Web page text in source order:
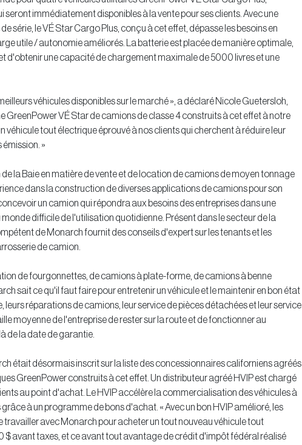
immédiatement disponibles à la vente pour ses clients. Avec une
série, le VÉ Star Cargo Plus, conçu à cet effet, dépasse les besoins en
utile / autonomie améliorés. La batterie est placée de manière optimale,
d'obtenir une capacité de chargement maximale de 5000 livres et une
véhicules disponibles sur le marché », a déclaré Nicole Guetersloh,
GreenPower VÉ Star de camions de classe 4 construits à cet effet à notre
véhicule tout électrique éprouvé à nos clients qui cherchent à réduire leur
»
la Baie en matière de vente et de location de camions de moyen tonnage
dans la construction de diverses applications de camions pour son
un camion qui répondra aux besoins des entreprises dans une
difficile de l'utilisation quotidienne. Présent dans le secteur de la
de Monarch fournit des conseils d'expert sur les tenants et les
de camion.
de fourgonnettes, de camions à plate-forme, de camions à benne
sait ce qu'il faut faire pour entretenir un véhicule et le maintenir en bon état
leurs réparations de camions, leur service de pièces détachées et leur service
moyenne de l'entreprise de rester sur la route et de fonctionner au
de la date de garantie.
était désormais inscrit sur la liste des concessionnaires californiens agréés
GreenPower construits à cet effet. Un distributeur agréé HVIP est chargé
au point d'achat. Le HVIP accélère la commercialisation des véhicules à
à un programme de bons d'achat. « Avec un bon HVIP amélioré, les
travailler avec Monarch pour acheter un tout nouveau véhicule tout
$ avant taxes, et ce avant tout avantage de crédit d'impôt fédéral réalisé